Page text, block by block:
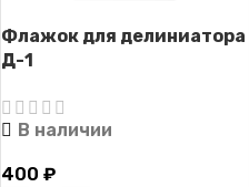
Флажок для делиниатора
Д-1
В наличии
400 ₽